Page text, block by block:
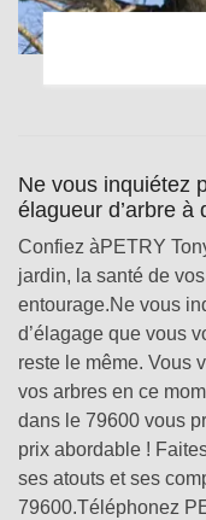
Ne vous inquiétez
élagueur d’arbre à
Confiez àPETRY
jardin, la santé de
entourage.Ne vous
d’élagage que vous
reste le même. Vous
vos arbres en ce
dans le 79600 vous
prix abordable !
ses atouts et ses
79600.Téléphonez